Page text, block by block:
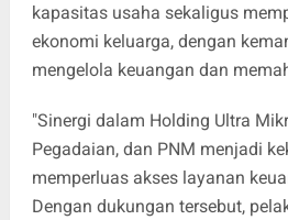
kapasitas usaha sekaligus
ekonomi keluarga, dengan
mengelola keuangan dan
"Sinergi dalam Holding Ultra
Pegadaian, dan PNM menjadi
memperluas akses layanan
Dengan dukungan tersebut,